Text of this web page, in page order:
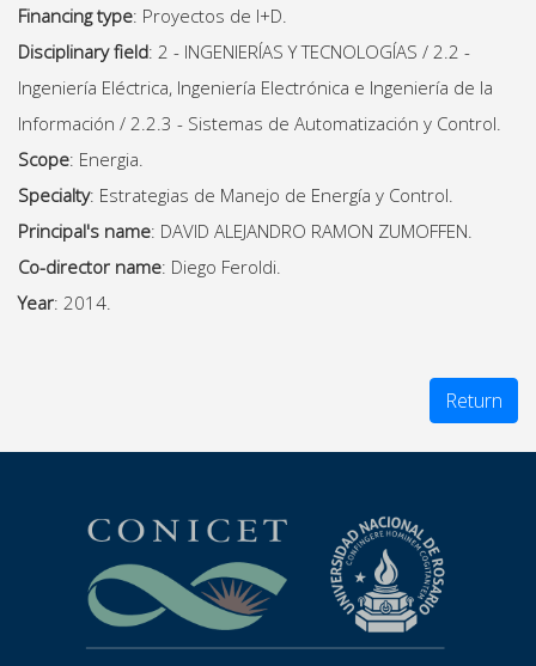
Financing type: Proyectos de I+D.
Disciplinary field: 2 - INGENIERÍAS Y TECNOLOGÍAS / 2.2 -
Ingeniería Eléctrica, Ingeniería Electrónica e Ingeniería de la
Información / 2.2.3 - Sistemas de Automatización y Control.
Scope: Energia.
Specialty: Estrategias de Manejo de Energía y Control.
Principal's name: DAVID ALEJANDRO RAMON ZUMOFFEN.
Co-director name: Diego Feroldi.
Year: 2014.
Return